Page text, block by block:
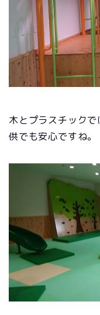
木とプラスチック
供でも安心ですね。